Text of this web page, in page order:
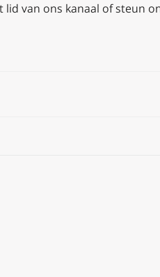
van ons kanaal of steun